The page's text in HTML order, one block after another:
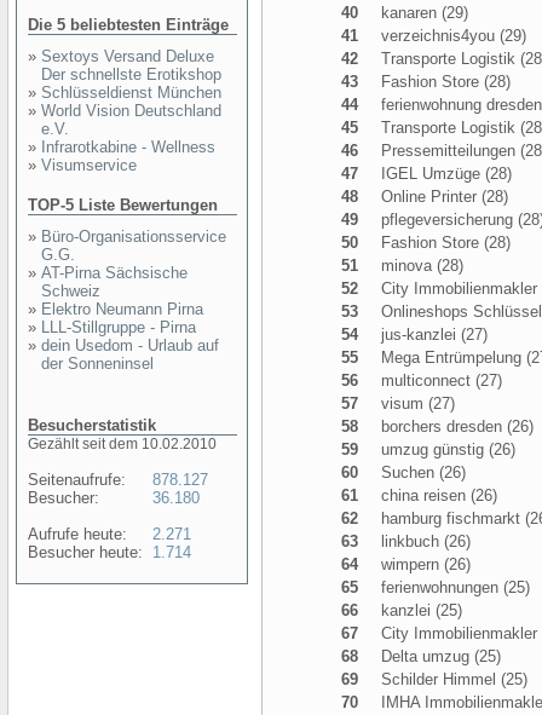
Die 5 beliebtesten Einträge
» Sextoys Versand Deluxe
Der schnellste Erotikshop
» Schlüsseldienst München
» World Vision Deutschland
e.V.
» Infrarotkabine - Wellness
» Visumservice
TOP-5 Liste Bewertungen
» Büro-Organisationsservice
G.G.
» AT-Pirna Sächsische
Schweiz
» Elektro Neumann Pirna
» LLL-Stillgruppe - Pirna
» dein Usedom - Urlaub auf
der Sonneninsel
Besucherstatistik
Gezählt seit dem 10.02.2010
Seitenaufrufe:
Besucher:
Aufrufe heute:
Besucher heute:
878.127
36.180
2.271
1.714
40
kanaren (29)
41
verzeichnis4you (29)
42
Transporte Logistik
43
Fashion Store (28)
44
ferienwohnung
45
Transporte Logistik
46
Pressemitteilungen
47
IGEL Umzüge (28)
48
Online Printer (28)
49
pflegeversicherung
50
Fashion Store (28)
51
minova (28)
52
City Immobilienmakler
53
Onlineshops
54
jus-kanzlei (27)
55
Mega Entrümpelung
56
multiconnect (27)
57
visum (27)
58
borchers dresden (26)
59
umzug günstig (26)
60
Suchen (26)
61
china reisen (26)
62
hamburg fischmarkt
63
linkbuch (26)
64
wimpern (26)
65
ferienwohnungen (25)
66
kanzlei (25)
67
City Immobilienmakler
68
Delta umzug (25)
69
Schilder Himmel (25)
70
IMHA